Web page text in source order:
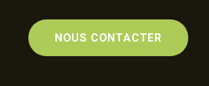
NOUS CONTACTER